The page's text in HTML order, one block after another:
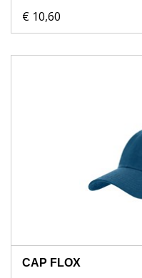
€ 10,60
CAP FLOX